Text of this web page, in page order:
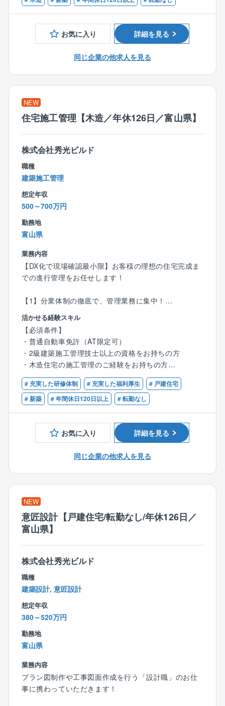
1人あたりの案件数は10件～15件程を担当。
お客様のご要望をもとに、住宅のコンセプトを決定。
見た目の美しさや機能性などを考慮しながら、外観内
装設計、図面作成、確認申請等を行います。
＜入社後の流れ＞
入社後は、3カ月～半年間のOJT研修を通じて業務を習
得できます。
■座学研修
∟CADの使い方や打ち合わせ時のポイントを学びま
す。
■先輩社員との同行
∟まずは図面のトレースなど簡単な業務からスター
ト。
■独り立ちまでのサポート
∟未経験者でも約1年で独り立ちが可能。
経験者にはスキルに応じた業務をお任せします。
◆お客様の理想を叶えるやりがい◆
「こんな家を建てたい」というお客様の理想を叶えら
れることが、注文住宅設計の面白さ。
「子どもがのびのびと遊べる家が良い」「趣味の部屋
を作りたい」など希望はさまざまです！
お客様と直接関わることができるからこそ、一つひと
つのこだわりを実現できるやりがいがあります！
〈チーム組織構成〉
20代～60代まで幅広い年齢層の社員が活躍中。
いずれの拠点も、明るい声が響き、活気にあふれた雰
囲気で、わからないことがあれば気軽に質問できる環
境が整っています。
中途入社も多く、壁を感じることなく馴染むことがで
きる環境です。
〈男女比〉4：6
≪商品ラインアップ≫
■ローコストで自由設計が可能な自由設計住宅シリーズ
■100種類以上の間取りや外観から選べる企画住宅シリ
創業以来、商品に建築に必要なすべての費用を明確に
して表示した「コミコミ価格品質」で提供。
100種類以上ある規格プラン集には、全て金額記載をす
また、フル装備の住宅や高気密、高断熱、オール電化
の標準仕様、さらには独自に開発した耐震、制震機能
を備えた「SKダンパー」を採用しており、より安心の
住まいづくりを行っています。
■建築設計のご経験
■設計事務所でのご経験
■建設業者、工務店、インテリア業界でのご経験
お気に入り 詳細を見る
同じ企業の他求人を見る
NEW
住宅施工管理【木造／年休126日／富山県】
株式会社秀光ビルド
職種
建築施工管理
想定年収
500～700万円
勤務地
富山県
業務内容
【DX化で現場確認最小限】お客様の理想の住宅完成ま
での進行管理をお任せします！
【1】分業体制の徹底で、管理業務に集中！
・営業：着工前までの打ち合わせ対応
・インテリアコーディネーター：プレゼン資料作成
・メンテナンス担当：引き渡し後のフォロー
…と分業制のため、施工管理は【原価・工程・品質・
安全管理】に注力できます！
1人あたり、6案件程を担当。1案件あたり平均3カ月～
4カ月程です。
【2】出張は一切なし！
現場は、配属店舗から車で1時間圏内。1日あたり1～2
件ほど回るため、移動の負担も少ない環境です。
【3】システム導入による効率化を進めています！
『ANDPAD』という業務支援システムを導入。現場に
行かなくても施工状況を常に確認でき、チャット機能
で指示を出すことが可能。そのため、残業も少なめで
す。
＜入社後の流れ＞
入社後の研修はOJT研修が中心。
マンツーマンで2カ月程研修を行い、導入研修で業務の
流れや専門用語などを学びます。
現場では、教えてくれるのを待っているだけでは成長
スピードも遅いため、分からないことがあれば積極的
に質問を行う姿勢がとても重要となります。
していきます。毎月2件の完工を目標に、お客様の想い
をカタチにしていきましょう！
＜ここもPOINT＞
★収入もキャリアもアップ
活かせる経験スキル
【必須条件】
・普通自動車免許（AT限定可）
・2級建築施工管理技士以上の資格をお持ちの方
・木造住宅の施工管理のご経験をお持ちの方
【歓迎条件】
・1級建築施工管理をお持ちの方
# 充実した研修体制 # 充実した福利厚生
# 戸建住宅
# 新築
# 年間休日120日以上 # 転勤なし
お気に入り 詳細を見る
同じ企業の他求人を見る
NEW
意匠設計【戸建住宅/転勤なし/年休126日／
富山県】
株式会社秀光ビルド
職種
建築設計, 意匠設計
想定年収
380～520万円
勤務地
富山県
業務内容
プラン図制作や工事図面作成を行う「設計職」のお仕
事に携わっていただきます！